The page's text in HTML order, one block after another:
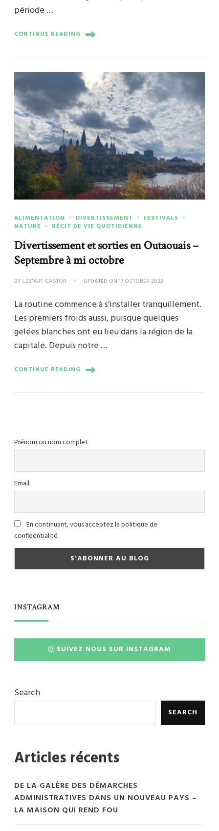
période …
CONTINUE READING
ALIMENTATION DIVERTISSEMENT
FESTIVALS
NATURE
RÉCIT DE VIE QUOTIDIENNE
Divertissement et sorties en Outaouais –
Septembre à mi octobre
BY LEZ'ART-CASTOR UPDATED ON 17 OCTOBER 2022
La routine commence à s’installer tranquillement.
Les premiers froids aussi, puisque quelques
gelées blanches ont eu lieu dans la région de la
capitale. Depuis notre …
CONTINUE READING
Prénom ou nom complet
Email
En continuant, vous acceptez la politique de
confidentialité
INSTAGRAM
SUIVEZ NOUS SUR INSTAGRAM
Search
SEARCH
Articles récents
DE LA GALÈRE DES DÉMARCHES
ADMINISTRATIVES DANS UN NOUVEAU PAYS –
LA MAISON QUI REND FOU